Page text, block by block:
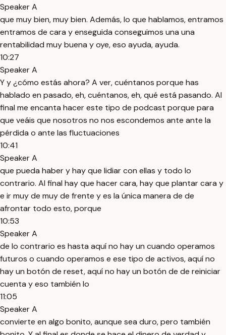
Speaker A
que muy bien, muy bien. Además, lo que hablamos, entramos
entramos de cara y enseguida conseguimos una una
rentabilidad muy buena y oye, eso ayuda, ayuda.
10:27
Speaker A
Y y ¿cómo estás ahora? A ver, cuéntanos porque has
hablado en pasado, eh, cuéntanos, eh, qué está pasando. Al
final me encanta hacer este tipo de podcast porque para
que veáis que nosotros no nos escondemos ante ante la
pérdida o ante las fluctuaciones
10:41
Speaker A
que pueda haber y hay que lidiar con ellas y todo lo
contrario. Al final hay que hacer cara, hay que plantar cara y
e ir muy de muy de frente y es la única manera de de
afrontar todo esto, porque
10:53
Speaker A
de lo contrario es hasta aquí no hay un cuando operamos
futuros o cuando operamos e ese tipo de activos, aquí no
hay un botón de reset, aquí no hay un botón de de reiniciar
cuenta y eso también lo
11:05
Speaker A
convierte en algo bonito, aunque sea duro, pero también